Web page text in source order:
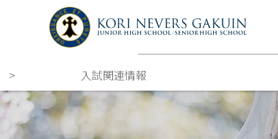
入試関連情報